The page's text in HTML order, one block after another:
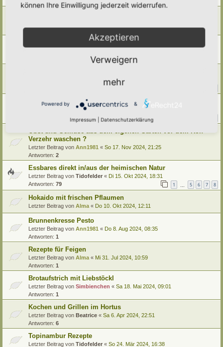
Antworten:3
«Mi 15. Jan 2025, 15:14
Brot-Rezepte
Tidofelder
Sa 21. Dez 2024, 21:07
Verzehr waschen ?
Letzter Beitrag von Ann1981 « So 17. Nov 2024, 21:25
Antworten: 2
Essbares direkt in/aus der heimischen Natur
Letzter Beitrag von Tidofelder « Di 15. Okt 2024, 18:31
Antworten: 79 1 5 6 7 8
Hokaido mit frischen Pflaumen
Letzter Beitrag von Alma « Do 10. Okt 2024, 12:11
Brunnenkresse Pesto
Letzter Beitrag von Ann1981 « Do 8. Aug 2024, 08:35
Antworten: 1
Rezepte für Feigen
Letzter Beitrag von Alma « Mi 31. Jul 2024, 10:59
Antworten: 1
Brotaufstrich mit Liebstöckl
Letzter Beitrag von Simbienchen « Sa 18. Mai 2024, 09:01
Antworten: 1
Kochen und Grillen im Hortus
Letzter Beitrag von Beatrice « Sa 6. Apr 2024, 22:51
Antworten: 6
Topinambur Rezepte
Letzter Beitrag von Tidofelder « So 24. Mär 2024, 16:38
können Ihre Einwilligung jederzeit widerrufen.
Akzeptieren
Verweigern
mehr
Powered by &
Impressum Datenschutzerklärung